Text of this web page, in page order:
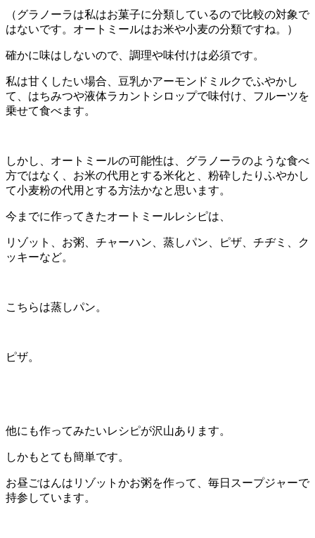
（グラノーラは私はお菓子に分類しているので比較の対象で
はないです。オートミールはお米や小麦の分類ですね。）
確かに味はしないので、調理や味付けは必須です。
私は甘くしたい場合、豆乳かアーモンドミルクでふやかし
て、はちみつや液体ラカントシロップで味付け、フルーツを
乗せて食べます。
しかし、オートミールの可能性は、グラノーラのような食べ
方ではなく、お米の代用とする米化と、粉砕したりふやかし
て小麦粉の代用とする方法かなと思います。
今までに作ってきたオートミールレシピは、
リゾット、お粥、チャーハン、蒸しパン、ピザ、チヂミ、ク
ッキーなど。
こちらは蒸しパン。
ピザ。
他にも作ってみたいレシピが沢山あります。
しかもとても簡単です。
お昼ごはんはリゾットかお粥を作って、毎日スープジャーで
持参しています。